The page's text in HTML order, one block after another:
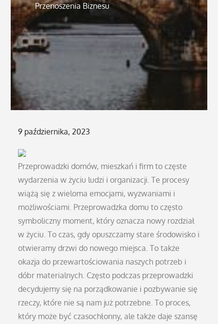
Przenoszenia Biznesu
Posted
9 października, 2023
Przeprowadzki domów, mieszkań i firm to częste
wydarzenia w życiu ludzi i organizacji. Te procesy
wiążą się z wieloma emocjami, wyzwaniami i
możliwościami. Przeprowadzka domu to często
symboliczny moment, który oznacza nowy rozdział
w życiu. To czas, gdy opuszczamy stare środowisko i
otwieramy drzwi do nowego miejsca. To także
okazja do przewartościowania naszych potrzeb i
dóbr materialnych. Często podczas przeprowadzki
decydujemy się na porządkowanie i pozbywanie się
rzeczy, które nie są nam już potrzebne. To proces,
który może być czasochłonny, ale także daje szansę